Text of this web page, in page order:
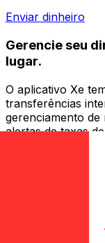
Enviar dinheiro
Gerencie seu
lugar.
O aplicativo Xe
transferências
gerenciamento de
alertas de taxas